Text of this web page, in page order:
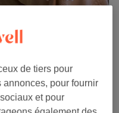
huiles
à partir de
de tiers pour
pour fournir
et pour